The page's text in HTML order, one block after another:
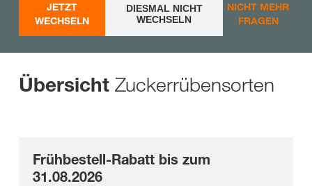
JETZT
WECHSELN
DIESMAL NICHT
WECHSELN
NICHT MEHR
FRAGEN
Übersicht Zuckerrübensorten
Frühbestell-Rabatt bis zum
31.08.2026